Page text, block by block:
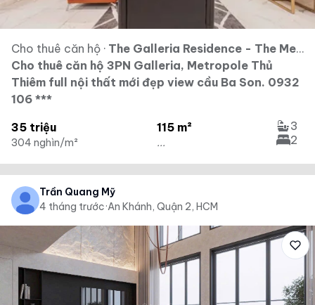
Cho thuê căn hộ · The Galleria Residence - The Metropole Thủ Thiêm
Cho thuê căn hộ 3PN Galleria, Metropole Thủ
Thiêm full nội thất mới đẹp view cầu Ba Son. 0932
106 ***
35 triệu
304 nghìn/m²
115 m²
...
3
2
Trần Quang Mỹ
4 tháng trước·An Khánh, Quận 2, HCM